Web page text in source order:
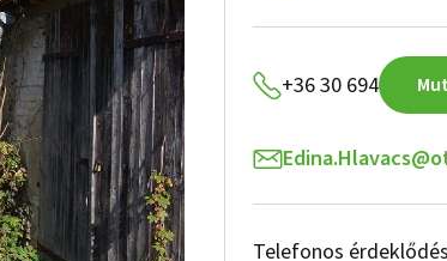
+36 30 694
Telefonos